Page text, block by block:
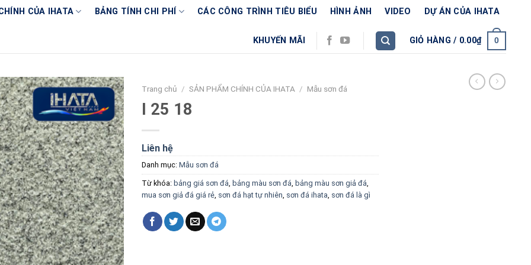
CỦA IHATA BẢNG TÍNH CHI PHÍ CÁC CÔNG TRÌNH TIÊU BIỂU HÌNH ẢNH VIDEO DỰ ÁN CỦA IHATA
KHUYẾN MÃI GIỎ HÀNG / 0.00₫ 0
Trang chủ / SẢN PHẨM CHÍNH CỦA IHATA / Mẫu sơn đá
I 25 18
Liên hệ
Danh mục: Mẫu sơn đá
Từ khóa: bảng giá sơn đá bảng màu sơn đá bảng màu sơn giả đá
mua sơn giả đá giá rẻ sơn đá hạt tự nhiên sơn đá ihata sơn đá là gì